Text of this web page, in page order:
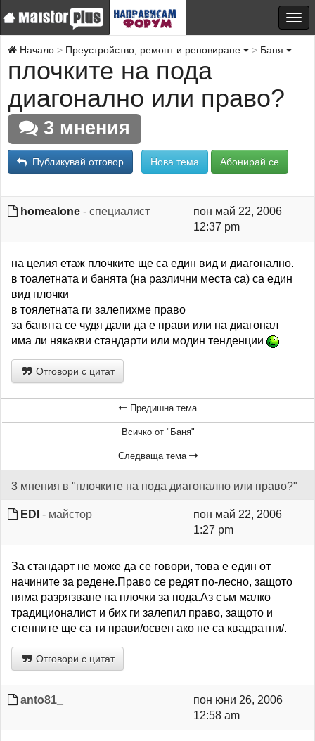
Начало Преустройство, ремонт и реновиране Баня
плочките на пода
диагонално или право?
3 мнения
Публикувай отговор Нова тема Абонирай се
homealone - специалист
пон май 22, 2006
12:37 pm
на целия етаж плочките ще са един вид и диагонално.
в тоалетната и банята (на различни места са) са един
вид плочки
в тоялетната ги залепихме право
за банята се чудя дали да е прави или на диагонал
има ли някакви стандарти или модин тенденции
Отговори с цитат
Предишна тема
Всичко от "Баня"
Следваща тема
3 мнения в "плочките на пода диагонално или право?"
EDI - майстор
пон май 22, 2006
1:27 pm
За стандарт не може да се говори, това е един от
начините за редене.Право се редят по-лесно, защото
няма разрязване на плочки за пода.Аз съм малко
традиционалист и бих ги залепил право, защото и
стенните ще са ти прави/освен ако не са квадратни/.
Отговори с цитат
anto81_
пон юни 26, 2006
12:58 am